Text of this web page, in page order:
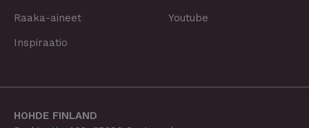
Raaka-aineet
Inspiraatio
Youtube
HOHDE FINLAND